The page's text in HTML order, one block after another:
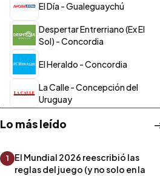
El Día - Gualeguaychú
Despertar Entrerriano (Ex El
Sol) - Concordia
El Heraldo - Concordia
La Calle - Concepción del
Uruguay
Lo más leído
1
El Mundial 2026 reescribió las
reglas del juego (y no solo en la